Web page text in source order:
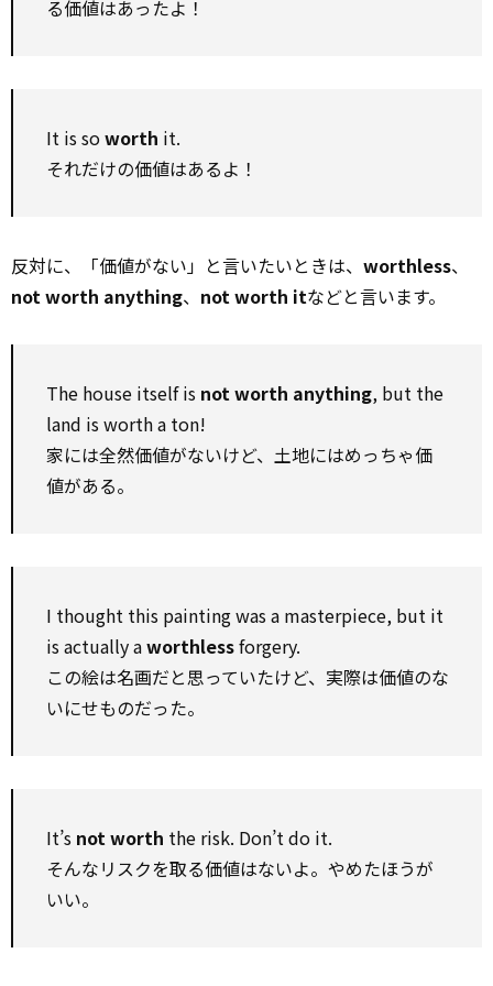
る価値はあったよ！
It is soworth it.
それだけの価値はあるよ！
反対に、「価値がない」と言いたいときは、 worthless、
not worth anything、 not worth itなどと言います。
The house itself is not worth anything, but the
land is worth a ton!
家には全然価値がないけど、土地にはめっちゃ価
値がある。
I thought this painting was a masterpiece, but it
is actually aworthlessforgery.
この絵は名画だと思っていたけど、実際は価値のな
いにせものだった。
It’s not worth the risk. Don’t do it.
そんなリスクを取る価値はないよ。やめたほうが
いい。